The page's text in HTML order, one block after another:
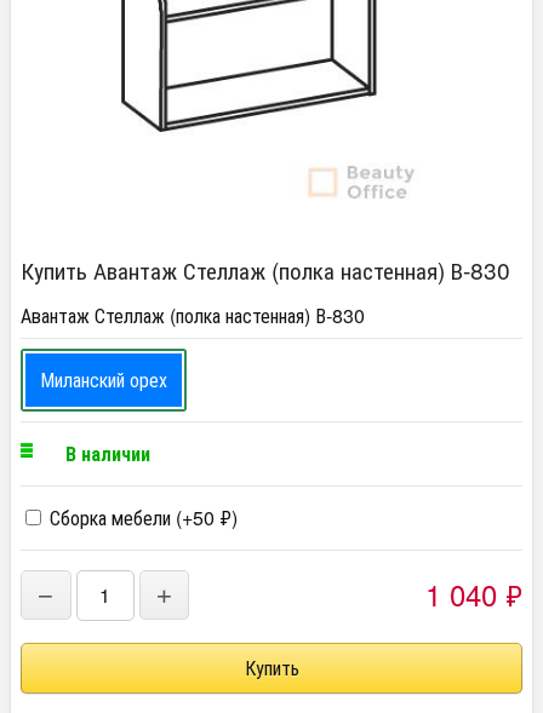
Купить Авантаж Стеллаж (полка настенная) В-830
Авантаж Стеллаж (полка настенная) В-830
Миланский орех
В наличии
Сборка мебели (+50 ₽)
− + 1 040 ₽